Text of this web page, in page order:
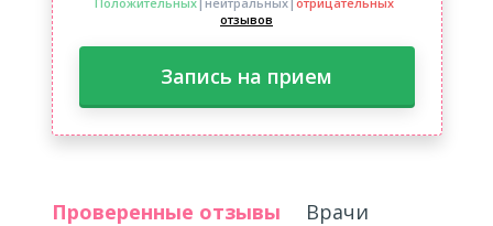
отзывов
Запись на прием
Проверенные отзывы Врачи